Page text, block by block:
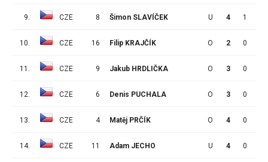
9. CZE 8 Šimon SLAVÍČEK U 4 1
10. CZE 16 Filip KRAJČÍK O 2 0
11. CZE 9 Jakub HRDLIČKA O 3 0
12. CZE 6 Denis PUCHALA O 3 0
13. CZE 4 Matěj PRČÍK O 4 0
14. CZE 11 Adam JECHO U 4 0